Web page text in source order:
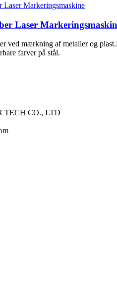
Laser
ved mærkning af metaller og
farver på stål.
TECH CO., LTD